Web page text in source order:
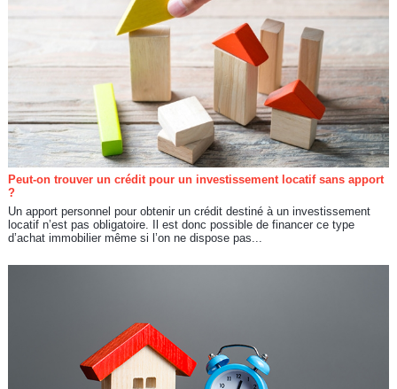
Peut-on trouver un crédit pour un investissement locatif sans apport
?
Un apport personnel pour obtenir un crédit destiné à un investissement
locatif n’est pas obligatoire. Il est donc possible de financer ce type
d’achat immobilier même si l’on ne dispose pas...